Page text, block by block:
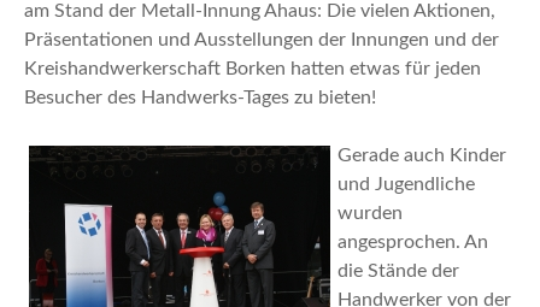
am Stand der Metall-Innung Ahaus: Die vielen Aktionen,
Präsentationen und Ausstellungen der Innungen und der
Kreishandwerkerschaft Borken hatten etwas für jeden
Besucher des Handwerks-Tages zu bieten!
Gerade auch Kinder
und Jugendliche
wurden
angesprochen. An
die Stände der
Handwerker von der